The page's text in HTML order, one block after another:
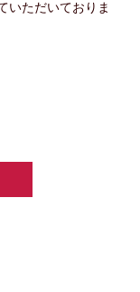
いただいておりま